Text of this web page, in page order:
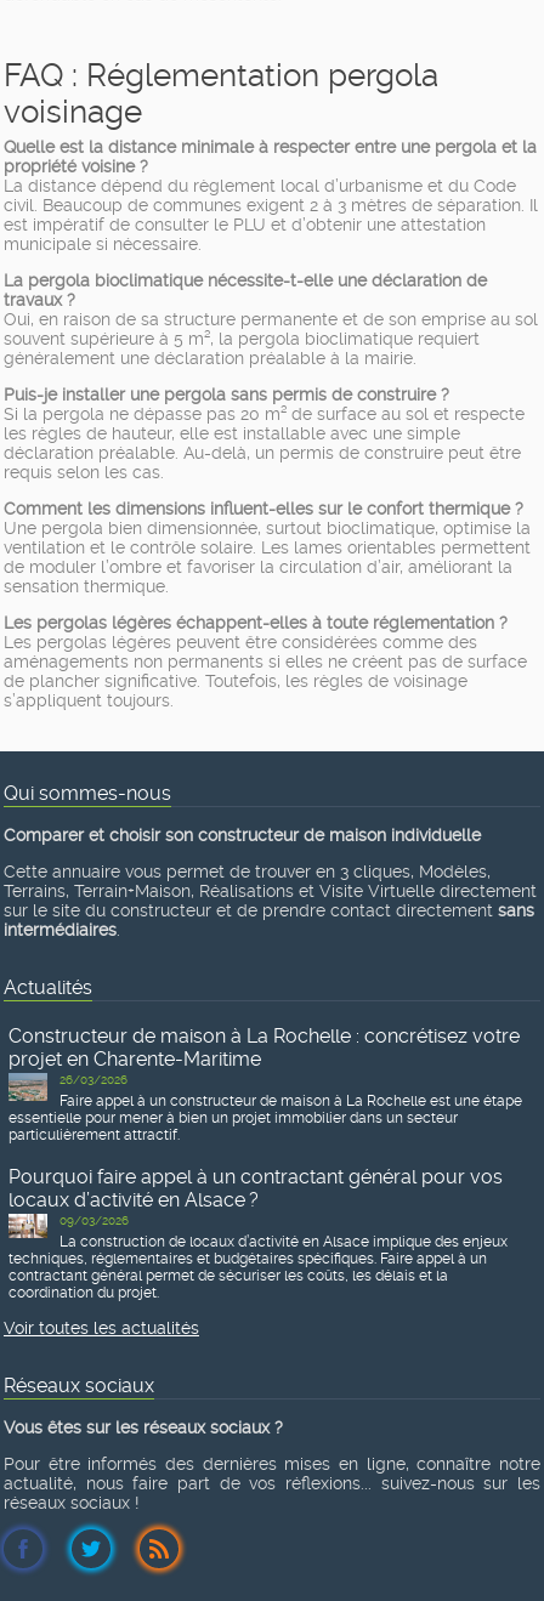
FAQ : Réglementation pergola
voisinage
Quelle est la distance minimale à respecter entre une pergola et la
propriété voisine ?
La distance dépend du règlement local d’urbanisme et du Code
civil. Beaucoup de communes exigent 2 à 3 mètres de séparation. Il
est impératif de consulter le PLU et d’obtenir une attestation
municipale si nécessaire.
La pergola bioclimatique nécessite-t-elle une déclaration de
travaux ?
Oui, en raison de sa structure permanente et de son emprise au sol
souvent supérieure à 5 m², la pergola bioclimatique requiert
généralement une déclaration préalable à la mairie.
Puis-je installer une pergola sans permis de construire ?
Si la pergola ne dépasse pas 20 m² de surface au sol et respecte
les règles de hauteur, elle est installable avec une simple
déclaration préalable. Au-delà, un permis de construire peut être
requis selon les cas.
Comment les dimensions influent-elles sur le confort thermique ?
Une pergola bien dimensionnée, surtout bioclimatique, optimise la
ventilation et le contrôle solaire. Les lames orientables permettent
de moduler l’ombre et favoriser la circulation d’air, améliorant la
sensation thermique.
Les pergolas légères échappent-elles à toute réglementation ?
Les pergolas légères peuvent être considérées comme des
aménagements non permanents si elles ne créent pas de surface
de plancher significative. Toutefois, les règles de voisinage
s’appliquent toujours.
Qui sommes-nous
Comparer et choisir son constructeur de maison individuelle
Cette annuaire vous permet de trouver en 3 cliques, Modèles,
Terrains, Terrain+Maison, Réalisations et Visite Virtuelle directement
sur le site du constructeur et de prendre contact directement sans
intermédiaires.
Actualités
Constructeur de maison à La Rochelle : concrétisez votre
projet en Charente-Maritime
26/03/2026
Faire appel à un constructeur de maison à La Rochelle est une étape
essentielle pour mener à bien un projet immobilier dans un secteur
particulièrement attractif.
Pourquoi faire appel à un contractant général pour vos
locaux d’activité en Alsace ?
09/03/2026
La construction de locaux d’activité en Alsace implique des enjeux
techniques, réglementaires et budgétaires spécifiques. Faire appel à un
contractant général permet de sécuriser les coûts, les délais et la
coordination du projet.
Voir toutes les actualités
Réseaux sociaux
Vous êtes sur les réseaux sociaux ?
Pour être informés des dernières mises en ligne, connaître notre
actualité, nous faire part de vos réflexions... suivez-nous sur les
réseaux sociaux !